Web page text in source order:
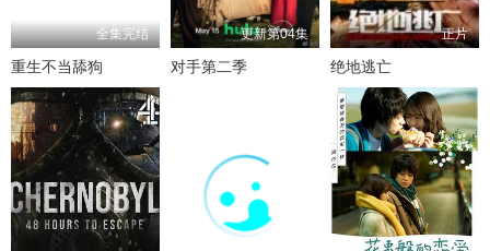
全集完结
重生不当舔狗
更新第04集
对手第二季
正片
绝地逃亡